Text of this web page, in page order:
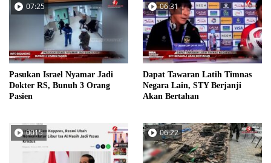
07:25
Pasukan Israel Nyamar Jadi
Dokter RS, Bunuh 3 Orang
Pasien
06:31
Dapat Tawaran Latih Timnas
Negara Lain, STY Berjanji
Akan Bertahan
0015 06:22